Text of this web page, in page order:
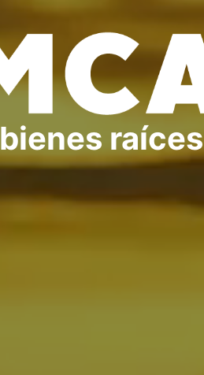
bienes raíces